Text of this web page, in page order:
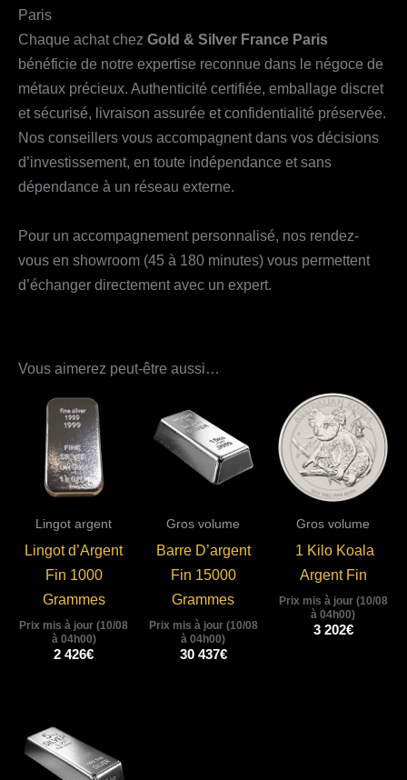
Paris
Chaque achat chez Gold & Silver France Paris
bénéficie de notre expertise reconnue dans le négoce de
métaux précieux. Authenticité certifiée, emballage discret
et sécurisé, livraison assurée et confidentialité préservée.
Nos conseillers vous accompagnent dans vos décisions
d’investissement, en toute indépendance et sans
dépendance à un réseau externe.
Pour un accompagnement personnalisé, nos rendez-
vous en showroom (45 à 180 minutes) vous permettent
d’échanger directement avec un expert.
Vous aimerez peut-être aussi…
Lingot argent
Lingot d’Argent
Fin 1000
Grammes
Prix mis à jour (10/08
à 04h00)
2 426€
Gros volume
Barre D’argent
Fin 15000
Grammes
Prix mis à jour (10/08
à 04h00)
30 437€
Gros volume
1 Kilo Koala
Argent Fin
Prix mis à jour (10/08
à 04h00)
3 202€